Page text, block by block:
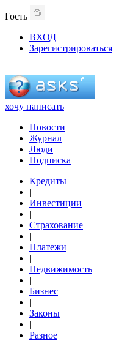
Гость
ВХОД
Зарегистрироваться
хочу написать
Новости
Журнал
Люди
Подписка
Кредиты
|
Инвестиции
|
Страхование
|
Платежи
|
Недвижимость
|
Бизнес
|
Законы
|
Разное